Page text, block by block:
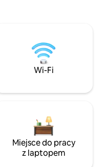
Wi-Fi
Miejsce do pracy
z laptopem